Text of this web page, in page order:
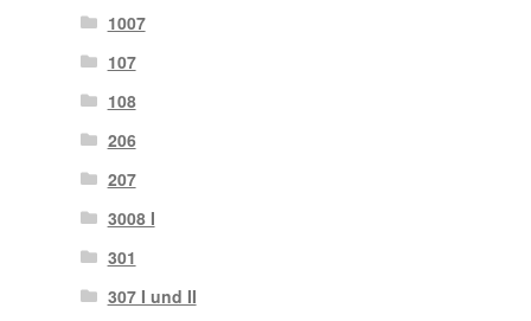
1007
107
108
206
207
3008 I
301
307 I und II